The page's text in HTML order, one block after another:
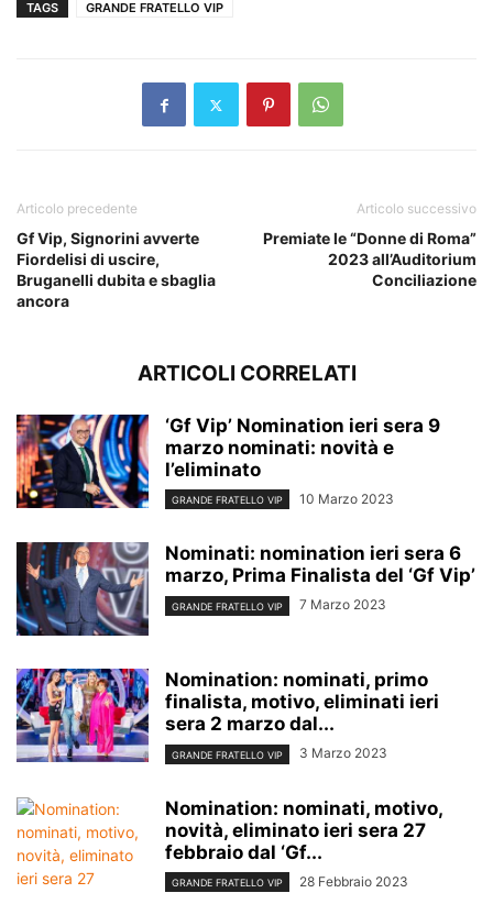
TAGS GRANDE FRATELLO VIP
Articolo precedente
Gf Vip, Signorini avverte
Fiordelisi di uscire,
Bruganelli dubita e sbaglia
ancora
Articolo successivo
Premiate le “Donne di Roma”
2023 all’Auditorium
Conciliazione
ARTICOLI CORRELATI
‘Gf Vip’ Nomination ieri sera 9
marzo nominati: novità e
l’eliminato
GRANDE FRATELLO VIP 10 Marzo 2023
Nominati: nomination ieri sera 6
marzo, Prima Finalista del ‘Gf Vip’
GRANDE FRATELLO VIP 7 Marzo 2023
Nomination: nominati, primo
finalista, motivo, eliminati ieri
sera 2 marzo dal...
GRANDE FRATELLO VIP 3 Marzo 2023
Nomination: nominati, motivo,
novità, eliminato ieri sera 27
febbraio dal ‘Gf...
GRANDE FRATELLO VIP 28 Febbraio 2023